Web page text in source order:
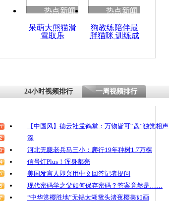
热点新闻
呆萌大熊猫滑
雪取乐
热点新闻
狗教练陪伴最
胖猫咪 训练成
24小时视频排行 一周视频排行
【中国风】德云社孟鹤堂：万物皆可“盘”独觉相声
深
河北无腿老兵马三小：爬行19年种树1.7万棵
信号灯Plus！浑身都亮
美国发言人即兴用中文回答记者提问
现代密码学之父如何保存密码？答案竟然是……
“中华赏樱胜地”无锡太湖鼋头渚夜樱美如画